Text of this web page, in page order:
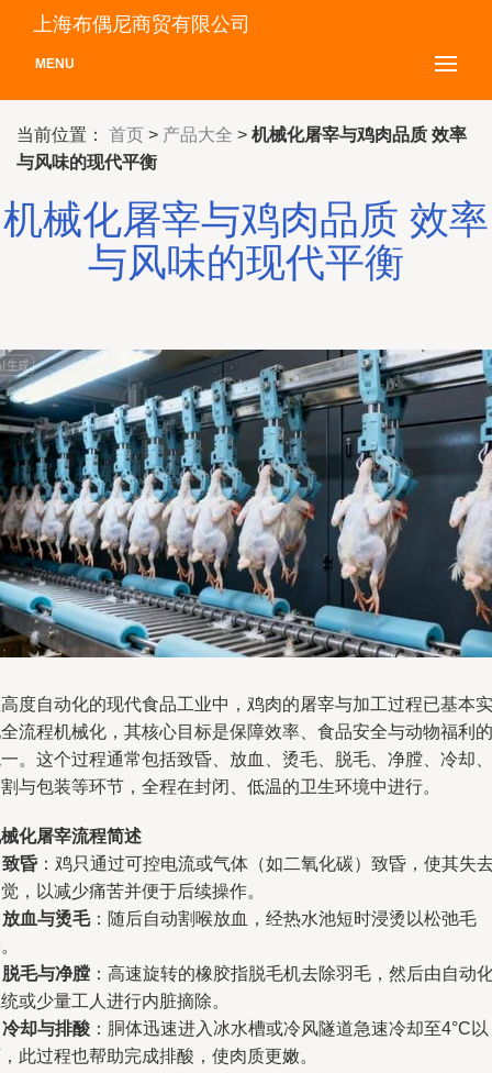
上海布偶尼商贸有限公司
MENU
当前位置： 首页 > 产品大全 > 机械化屠宰与鸡肉品质 效率
与风味的现代平衡
机械化屠宰与鸡肉品质 效率
与风味的现代平衡
度自动化的现代食品工业中，鸡肉的屠宰与加工过程已基本实
流程机械化，其核心目标是保障效率、食品安全与动物福利的
。这个过程通常包括致昏、放血、烫毛、脱毛、净膛、冷却、
与包装等环节，全程在封闭、低温的卫生环境中进行。
化屠宰流程简述
致昏 ：鸡只通过可控电流或气体（如二氧化碳）致昏，使其失
，以减少痛苦并便于后续操作。
放血与烫毛：随后自动割喉放血，经热水池短时浸烫以松弛毛
脱毛与净膛 ：高速旋转的橡胶指脱毛机去除羽毛，然后由自动
或少量工人进行内脏摘除。
冷却与排酸 ：胴体迅速进入冰水槽或冷风隧道急速冷却至4°C以
此过程也帮助完成排酸，使肉质更嫩。